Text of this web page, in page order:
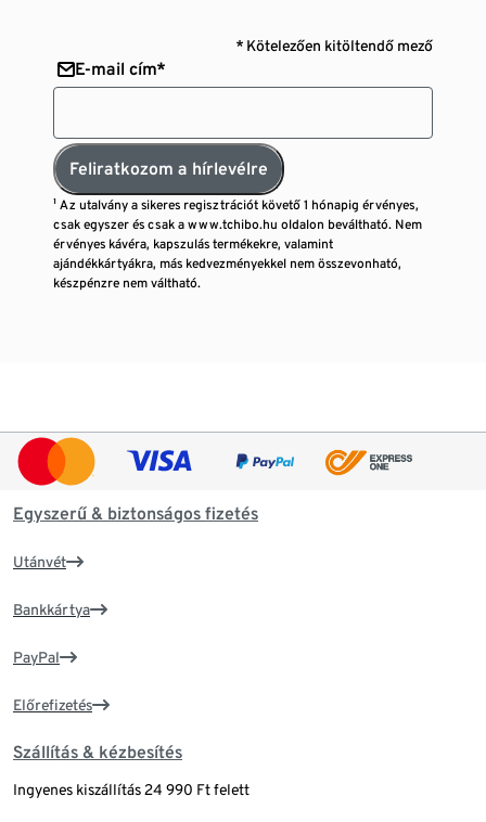
* Kötelezően kitöltendő mező
E-mail cím*
Feliratkozom a hírlevélre
¹ Az utalvány a sikeres regisztrációt követő 1 hónapig érvényes,
csak egyszer és csak a www.tchibo.hu oldalon beváltható. Nem
érvényes kávéra, kapszulás termékekre, valamint
ajándékkártyákra, más kedvezményekkel nem összevonható,
készpénzre nem váltható.
Egyszerű & biztonságos fizetés
Utánvét
Bankkártya
PayPal
Előrefizetés
Szállítás & kézbesítés
Ingyenes kiszállítás 24 990 Ft felett